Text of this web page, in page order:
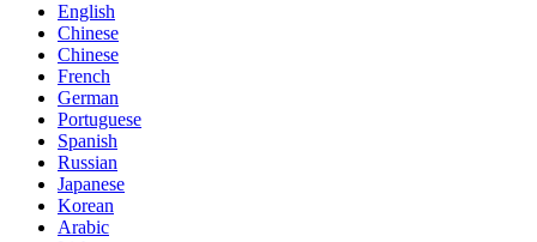
English
Chinese
Chinese
French
German
Portuguese
Spanish
Russian
Japanese
Korean
Arabic